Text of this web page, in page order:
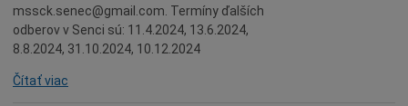
mssck.senec@gmail.com. Termíny ďalších
odberov v Senci sú: 11.4.2024, 13.6.2024,
8.8.2024, 31.10.2024, 10.12.2024
Čítať viac